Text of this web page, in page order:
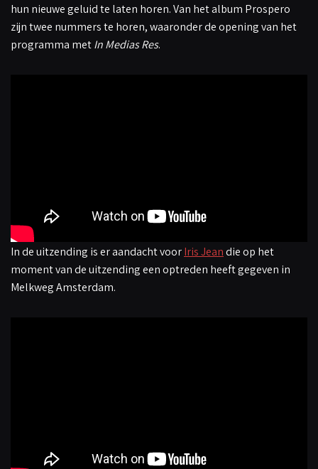
hun nieuwe geluid te laten horen. Van het album Prospero
zijn twee nummers te horen, waaronder de opening van het
programma metIn Medias Res.
In de uitzending is er aandacht voorIris Jeandie op het
moment van de uitzending een optreden heeft gegeven in
Melkweg Amsterdam.